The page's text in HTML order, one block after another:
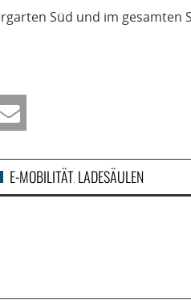
Süd und im gesamten
E-MOBILITÄT, LADESÄULEN